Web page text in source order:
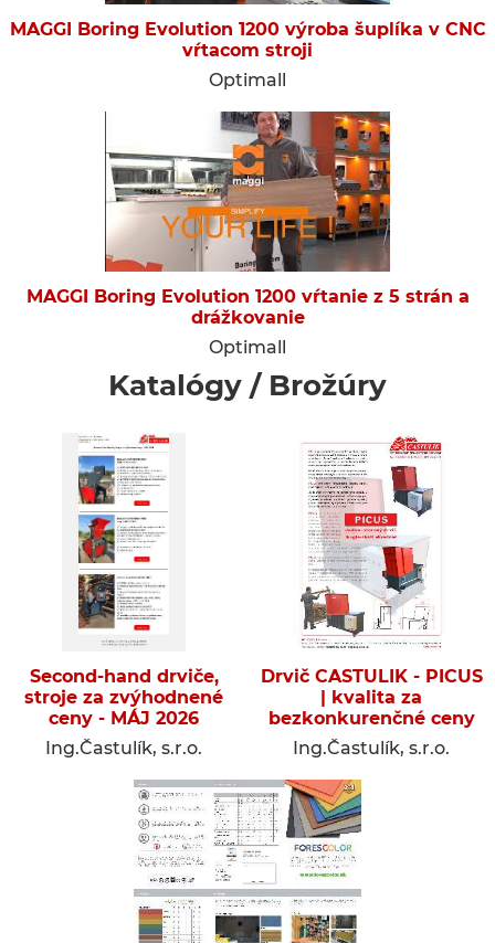
MAGGI Boring Evolution 1200 výroba šuplíka v CNC
vŕtacom stroji
Optimall
MAGGI Boring Evolution 1200 vŕtanie z 5 strán a
drážkovanie
Optimall
Katalógy / Brožúry
Second-hand drviče,
stroje za zvýhodnené
ceny - MÁJ 2026
Ing.Častulík, s.r.o.
Drvič CASTULIK - PICUS
| kvalita za
bezkonkurenčné ceny
Ing.Častulík, s.r.o.